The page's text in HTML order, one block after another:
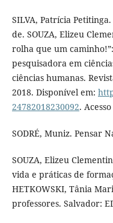
SILVA, Patrícia
de. SOUZA, Elizeu
rolha que um
pesquisadora em
ciências humanas.
2018. Disponível em:
24782018230092.
SODRÉ, Muniz. Pensar
SOUZA, Elizeu
vida e práticas de
HETKOWSKI, Tânia
professores. Salvador: